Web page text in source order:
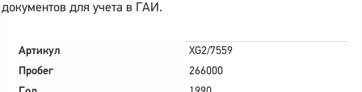
документов для учета в ГАИ.
Артикул
XG2/7559
Пробег
266000